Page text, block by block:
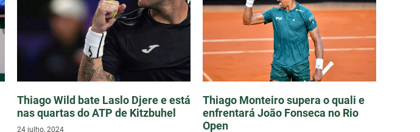
Thiago Wild bate Laslo Djere e está
nas quartas do ATP de Kitzbuhel
24 julho, 2024
Thiago Monteiro supera o quali e
enfrentará João Fonseca no Rio
Open